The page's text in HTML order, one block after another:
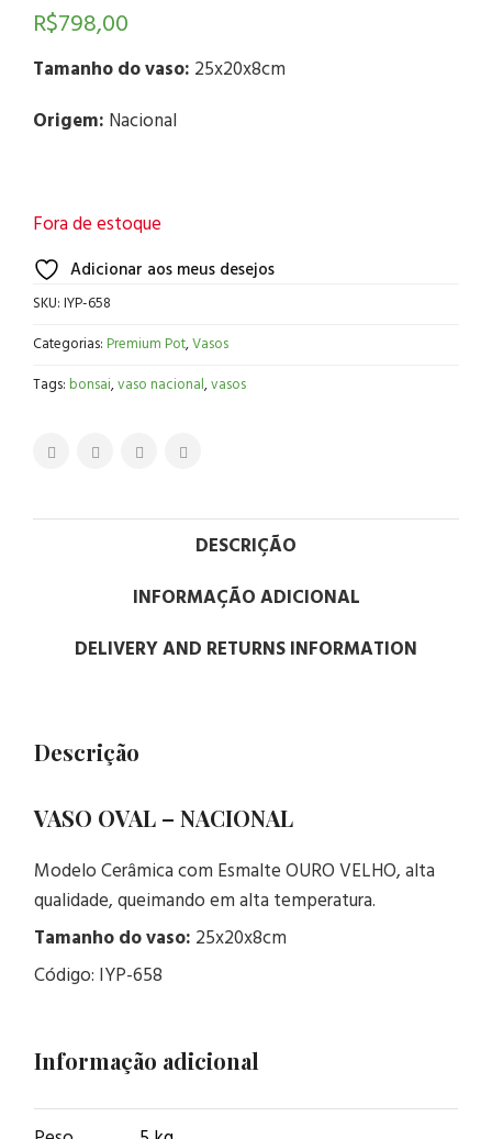
R$798,00
Tamanho do vaso: 25x20x8cm
Origem: Nacional
Fora de estoque
Adicionar aos meus desejos
SKU:IYP-658
Categorias:Premium Pot,Vasos
Tags:bonsai,vaso nacional,vasos
DESCRIÇÃO
INFORMAÇÃO ADICIONAL
DELIVERY AND RETURNS INFORMATION
Descrição
VASO OVAL – NACIONAL
Modelo Cerâmica com Esmalte OURO VELHO, alta
qualidade, queimando em alta temperatura.
Tamanho do vaso: 25x20x8cm
Código: IYP-658
Informação adicional